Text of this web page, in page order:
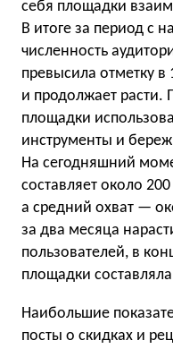
себя площадки
В итоге за период с
численность
превысила отметку в
и продолжает расти.
площадки
инструменты и
На сегодняшний
составляет около
а средний охват —
за два месяца
пользователей, в
площадки
Наибольшие
посты о скидках и